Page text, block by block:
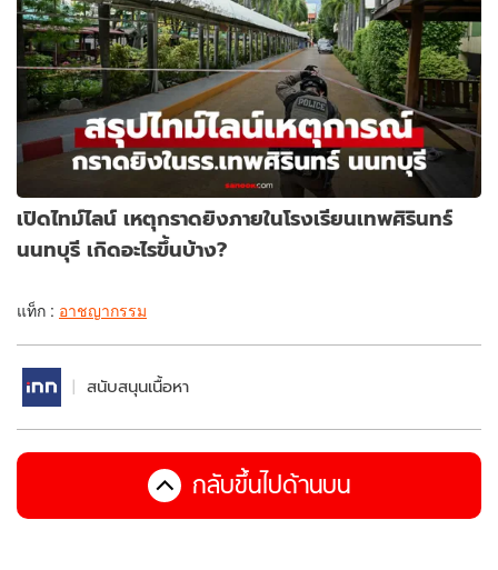
เปิดไทม์ไลน์ เหตุกราดยิงภายในโรงเรียนเทพศิรินทร์
นนทบุรี เกิดอะไรขึ้นบ้าง?
แท็ก : อาชญากรรม
สนับสนุนเนื้อหา
กลับขึ้นไปด้านบน